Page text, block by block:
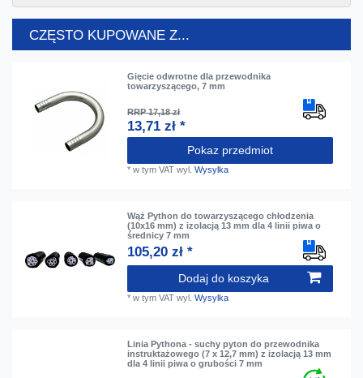
CZĘSTO KUPOWANE Z...
Gięcie odwrotne dla przewodnika
towarzyszącego, 7 mm
RRP 17,18 zł
13,71 zł *
Pokaz przedmiot
*w tym VAT wyl.Wysylka
Wąż Python do towarzyszącego chłodzenia
(10x16 mm) z izolacją 13 mm dla 4 linii piwa o
średnicy 7 mm
105,20 zł *
Dodaj do koszyka
*w tym VAT wyl.Wysylka
Linia Pythona - suchy pyton do przewodnika
instruktażowego (7 x 12,7 mm) z izolacją 13 mm
dla 4 linii piwa o grubości 7 mm